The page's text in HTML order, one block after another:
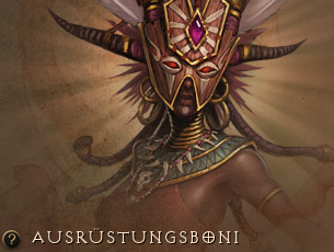
AUSRÜSTUNGSBONI